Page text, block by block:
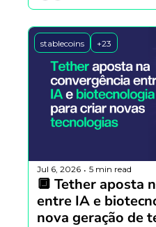
stablecoins +23
Jul 6, 2026 • 5 min read
🔲 Tether aposta
entre IA e
nova geração de